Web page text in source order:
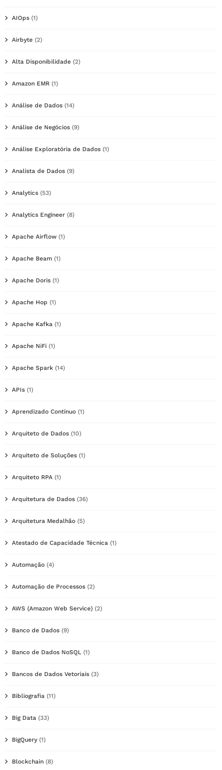
AIOps (1)
Airbyte (2)
Alta Disponibilidade (2)
Amazon EMR (1)
Análise de Dados (14)
Análise de Negócios (9)
Análise Exploratória de Dados (1)
Analista de Dados (9)
Analytics (53)
Analytics Engineer (8)
Apache Airflow (1)
Apache Beam (1)
Apache Doris (1)
Apache Hop (1)
Apache Kafka (1)
Apache NiFi (1)
Apache Spark (14)
APIs (1)
Aprendizado Contínuo (1)
Arquiteto de Dados (10)
Arquiteto de Soluções (1)
Arquiteto RPA (1)
Arquitetura de Dados (36)
Arquitetura Medalhão (5)
Atestado de Capacidade Técnica (1)
Automação (4)
Automação de Processos (2)
AWS (Amazon Web Service) (2)
Banco de Dados (9)
Banco de Dados NoSQL (1)
Bancos de Dados Vetoriais (3)
Bibliografia (11)
Big Data (33)
BigQuery (1)
Blockchain (8)